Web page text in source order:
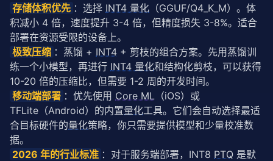
存储体积优先 ：选择 INT4 量化 （GGUF/Q4_K_M）。体
积减小 4 倍，速度提升 3-4 倍，但精度损失 3-8%。适合
部署在资源受限的设备上。
极致压缩 ：蒸馏 + INT4 + 剪枝的组合方案。先用蒸馏训
练一个小模型，再进行 INT4 量化和结构化剪枝，可以获得
10-20 倍的压缩比，但需要 1-2 周的开发时间。
移动端部署 ：优先使用 Core ML （iOS）或
TFLite（Android）的内置量化工具。它们会自动选择最适
合目标硬件的量化策略，你只需要提供模型和少量校准数
据。
2026 年的行业标准 ：对于服务端部署，INT8 PTQ 是默